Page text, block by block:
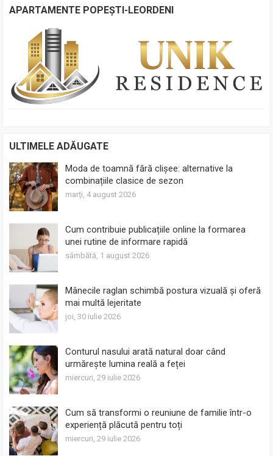
APARTAMENTE POPEȘTI-LEORDENI
ULTIMELE ADĂUGATE
Moda de toamnă fără clișee: alternative la
combinațiile clasice de sezon
marți, 4 august 2026
Cum contribuie publicațiile online la formarea
unei rutine de informare rapidă
sâmbătă, 1 august 2026
Mânecile raglan schimbă postura vizuală și oferă
mai multă lejeritate
joi, 30 iulie 2026
Conturul nasului arată natural doar când
urmărește lumina reală a feței
miercuri, 29 iulie 2026
Cum să transformi o reuniune de familie într-o
experiență plăcută pentru toți
miercuri, 29 iulie 2026